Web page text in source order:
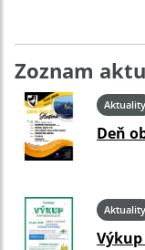
Zoznam
Aktuality
Deň
Aktuality